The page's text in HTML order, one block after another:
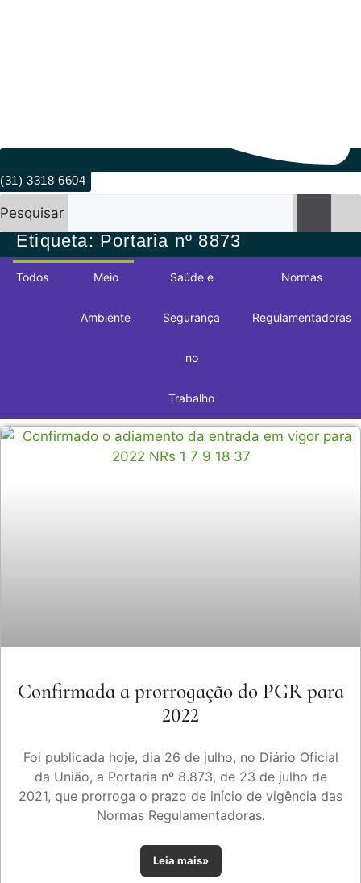
(31) 3318 6604
Pesquisar
Etiqueta: Portaria nº 8873
Todos Meio
Ambiente
Saúde e
Segurança
no
Trabalho
Normas
Regulamentadoras
Confirmada a prorrogação do PGR para
2022
Foi publicada hoje, dia 26 de julho, no Diário Oficial
da União, a Portaria nº 8.873, de 23 de julho de
2021, que prorroga o prazo de início de vigência das
Normas Regulamentadoras.
Leia mais»